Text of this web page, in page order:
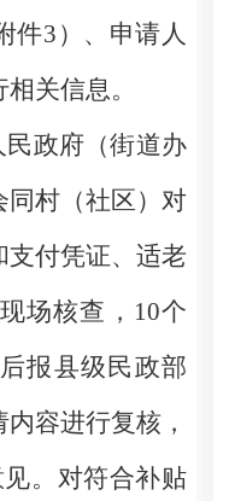
件3 ）、申请人
关信息。
民政府（街道办
同村（社区）对
付凭证、适老
场核查， 10个
报县级民政部
容进行复核，
。对符合补贴